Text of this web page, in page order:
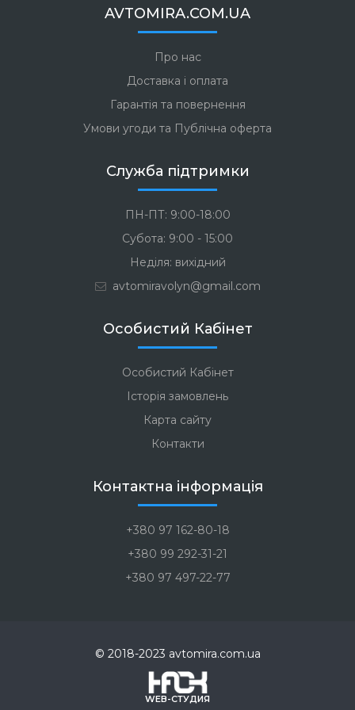
AVTOMIRA.COM.UA
Про нас
Доставка і оплата
Гарантія та повернення
Умови угоди та Публічна оферта
Служба підтримки
ПН-ПТ: 9:00-18:00
Субота: 9:00 - 15:00
Неділя: вихідний
avtomiravolyn@gmail.com
Особистий Кабінет
Особистий Кабінет
Історія замовлень
Карта сайту
Контакти
Контактна інформація
+380 97 162-80-18
+380 99 292-31-21
+380 97 497-22-77
© 2018-2023 avtomira.com.ua
WEB-СТУДИЯ